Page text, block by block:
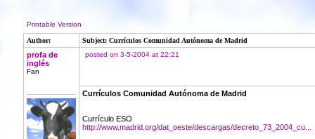
Printable Version
Author: Subject: Currículos Comunidad Autónoma de Madrid
profa de
inglés
Fan
posted on 3-5-2004 at 22:21
Currículos Comunidad Autónoma de Madrid
Currículo ESO
http://www.madrid.org/dat_oeste/descargas/decreto_73_2004_cu...